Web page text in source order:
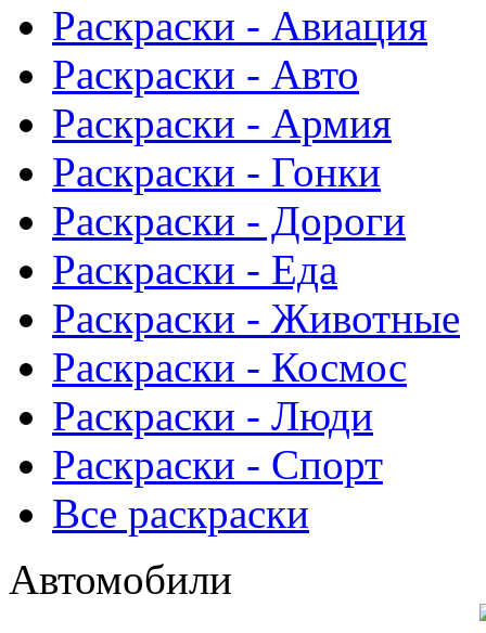
Раскраски - Авиация
Раскраски - Авто
Раскраски - Армия
Раскраски - Гонки
Раскраски - Дороги
Раскраски - Еда
Раскраски - Животныe
Раскраски - Космос
Раскраски - Люди
Раскраски - Спорт
Все раскраски
Автомобили